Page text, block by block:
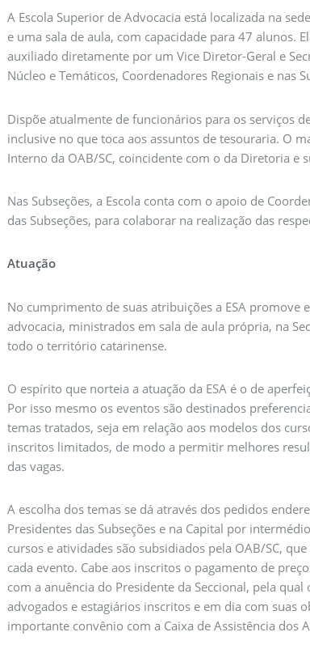
A Escola Superior de Advocacia está localizada na
e uma sala de aula, com capacidade para 47 alunos.
auxiliado diretamente por um Vice Diretor-Geral e
Núcleo e Temáticos, Coordenadores Regionais e nas
Dispõe atualmente de funcionários para os serviços
inclusive no que toca aos assuntos de tesouraria. O
Interno da OAB/SC, coincidente com o da Diretoria e
Nas Subseções, a Escola conta com o apoio de
das Subseções, para colaborar na realização das
Atuação
No cumprimento de suas atribuições a ESA promove
advocacia, ministrados em sala de aula própria, na
todo o território catarinense.
O espírito que norteia a atuação da ESA é o de
Por isso mesmo os eventos são destinados
temas tratados, seja em relação aos modelos dos
inscritos limitados, de modo a permitir melhores
das vagas.
A escolha dos temas se dá através dos pedidos
Presidentes das Subseções e na Capital por
cursos e atividades são subsidiados pela OAB/SC,
cada evento. Cabe aos inscritos o pagamento de
com a anuência do Presidente da Seccional, pela
advogados e estagiários inscritos e em dia com suas
importante convênio com a Caixa de Assistência dos